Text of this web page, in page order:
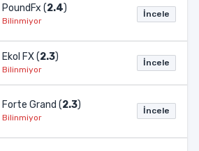
PoundFx (2.4)
Bilinmiyor
İncele
Ekol FX (2.3)
Bilinmiyor
İncele
Forte Grand (2.3)
Bilinmiyor
İncele